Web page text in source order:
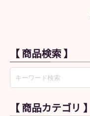
【 商品検索 】
【 商品カテゴリ 】